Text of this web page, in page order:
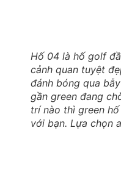
Hố 04 là hố golf
cảnh quan tuyệt
đánh bóng qua
gần green đang
trí nào thì green
với bạn. Lựa chọn